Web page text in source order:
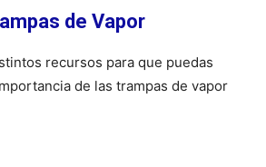
de Vapor
recursos para que puedas
de las trampas de vapor